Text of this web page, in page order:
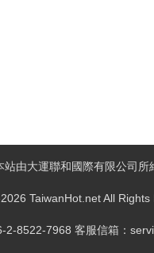
站由大運聯和國際有限公司所
TaiwanHot.net All Rights
2-8522-7968 客服信箱：